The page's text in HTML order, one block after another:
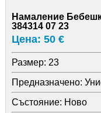
Намаление
384314 07 23
Цена: 50 €
Размер: 23
Предназначено:
Състояние: Ново